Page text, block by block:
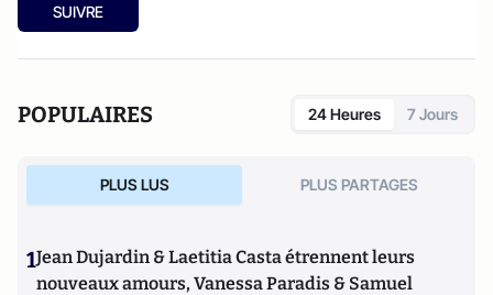
SUIVRE
POPULAIRES 24 Heures 7 Jours
PLUS LUS PLUS PARTAGES
1Jean Dujardin & Laetitia Casta étrennent leurs
nouveaux amours, Vanessa Paradis & Samuel